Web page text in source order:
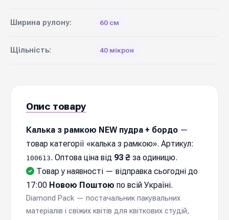
Ширина рулону: 60 см
Щільність: 40 мікрон
Опис товару
Калька з рамкою NEW пудра + бордо —
товар категорії «калька з рамкою». Артикул:
100613. Оптова ціна від 93 ₴ за одиницю.
Товар у наявності — відправка cьогодні до
17:00 Новою Поштою по всій Україні.
Diamond Pack — постачальник пакувальних
матеріалів і свіжих квітів для квіткових студій,